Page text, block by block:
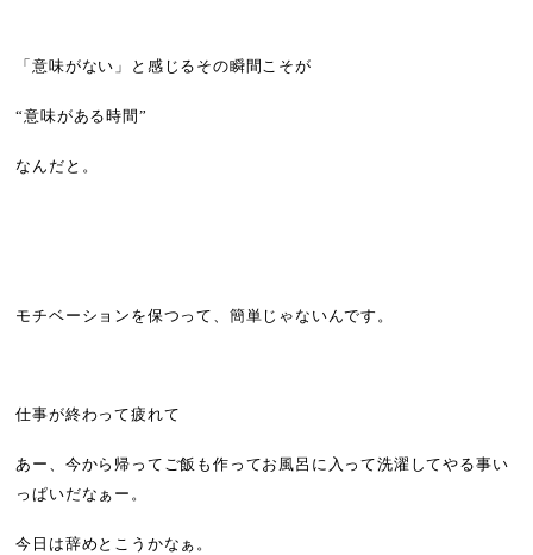
「意味がない」と感じるその瞬間こそが
“意味がある時間”
なんだと。
モチベーションを保つって、簡単じゃないんです。
仕事が終わって疲れて
あー、今から帰ってご飯も作ってお風呂に入って洗濯してやる事い
っぱいだなぁー。
今日は辞めとこうかなぁ。